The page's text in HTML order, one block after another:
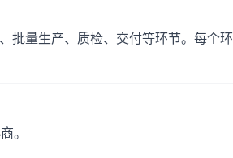
批量生产、质检、交付等环节。每个环
。